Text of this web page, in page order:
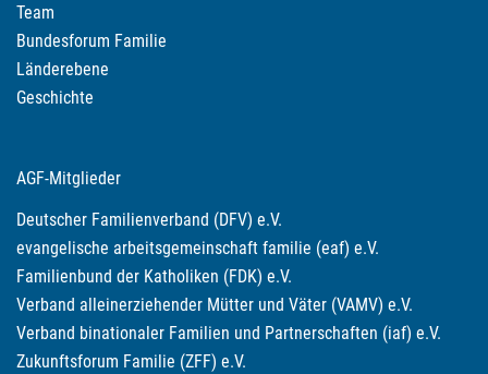
Team
Bundesforum Familie
Länderebene
Geschichte
AGF-Mitglieder
Deutscher Familienverband (DFV) e.V.
evangelische arbeitsgemeinschaft familie (eaf) e.V.
Familienbund der Katholiken (FDK) e.V.
Verband alleinerziehender Mütter und Väter (VAMV) e.V.
Verband binationaler Familien und Partnerschaften (iaf) e.V.
Zukunftsforum Familie (ZFF) e.V.